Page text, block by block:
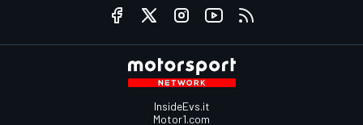
InsideEvs.it
Motor1.com